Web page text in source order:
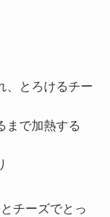
、とろけるチー
まで加熱する
チーズでとっ